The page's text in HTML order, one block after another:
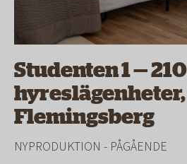
Studenten 1 —
hyreslägenheter,
Flemingsberg
NYPRODUKTION - PÅGÅENDE